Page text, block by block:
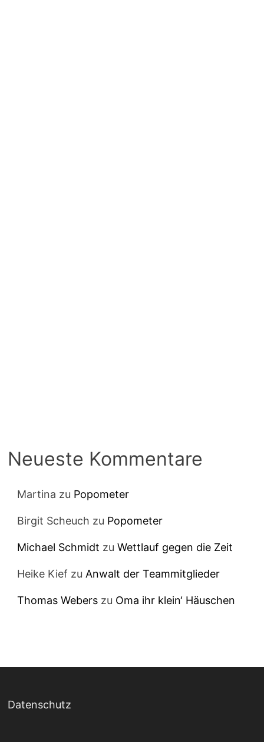
Neueste Kommentare
Martina zu Popometer
Birgit Scheuch zu Popometer
Michael Schmidt zuWettlauf gegen die Zeit
Heike Kief zu Anwalt der Teammitglieder
Thomas Webers zu Oma ihr klein‘ Häuschen
Datenschutz